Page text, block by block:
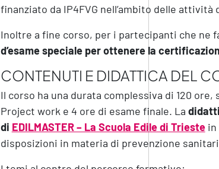
finanziato da IP4FVG nell’ambito delle attività
Inoltre a fine corso, per i partecipanti che ne
d’esame speciale per ottenere la
CONTENUTI E DIDATTICA DEL
Il corso ha una durata complessiva di 120
Project work e 4 ore di esame finale. La
di EDILMASTER – La Scuola Edile di Triestein
disposizioni in materia di prevenzione